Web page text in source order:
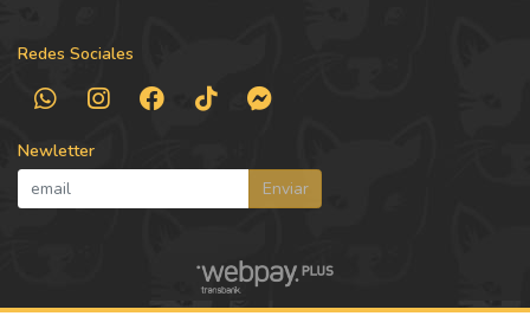
Redes Sociales
Newletter
Enviar